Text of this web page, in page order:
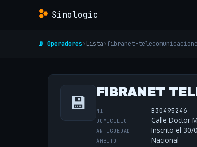
Sinologic
📡 Operadores› Lista›fibranet-
💾 FIBRANET
NIF B30495246
DOMICILIO Calle Doctor
ANTIGÜEDAD Inscrito el 30/
ÁMBITO Nacional